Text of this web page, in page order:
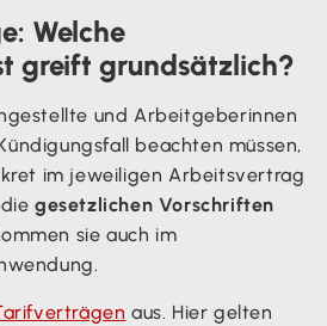
Welche
greift grundsätzlich?
und Arbeitgeberinnen
beachten müssen,
im jeweiligen Arbeitsvertrag
diegesetzlichen Vorschriften
sie auch im
aus. Hier gelten